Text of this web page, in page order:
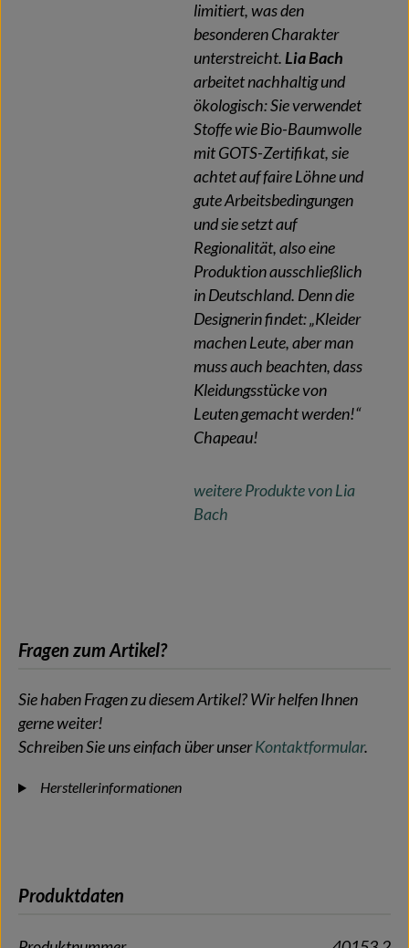
limitiert, was den
besonderen Charakter
unterstreicht.Lia Bach
arbeitet nachhaltig und
ökologisch: Sie verwendet
Stoffe wie Bio-Baumwolle
mit GOTS-Zertifikat, sie
achtet auf faire Löhne und
gute Arbeitsbedingungen
und sie setzt auf
Regionalität, also eine
Produktion ausschließlich
in Deutschland. Denn die
Designerin findet: „Kleider
machen Leute, aber man
muss auch beachten, dass
Kleidungsstücke von
Leuten gemacht werden!“
Chapeau!
weitere Produkte von Lia
Bach
Fragen zum Artikel?
Sie haben Fragen zu diesem Artikel? Wir helfen Ihnen
gerne weiter!
Schreiben Sie uns einfach über unserKontaktformular.
Herstellerinformationen
Produktdaten